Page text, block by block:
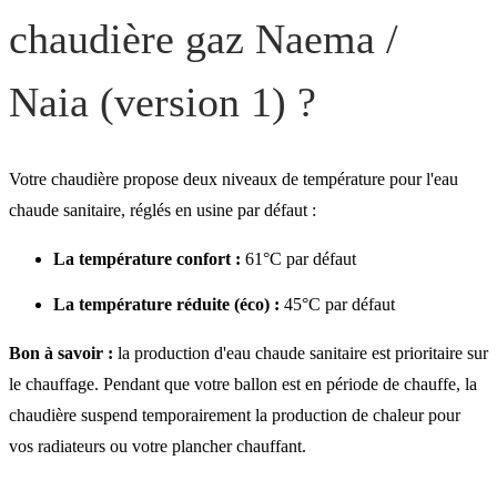
chaudière gaz Naema /
Naia (version 1) ?
Votre chaudière propose deux niveaux de température pour l'eau
chaude sanitaire, réglés en usine par défaut :
La température confort : 61°C par défaut
La température réduite (éco) : 45°C par défaut
Bon à savoir : la production d'eau chaude sanitaire est prioritaire sur
le chauffage. Pendant que votre ballon est en période de chauffe, la
chaudière suspend temporairement la production de chaleur pour
vos radiateurs ou votre plancher chauffant.